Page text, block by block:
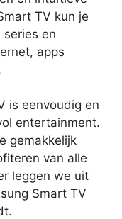
TV kun je
en
apps
is eenvoudig en
entertainment.
gemakkelijk
van alle
leggen we uit
Smart TV